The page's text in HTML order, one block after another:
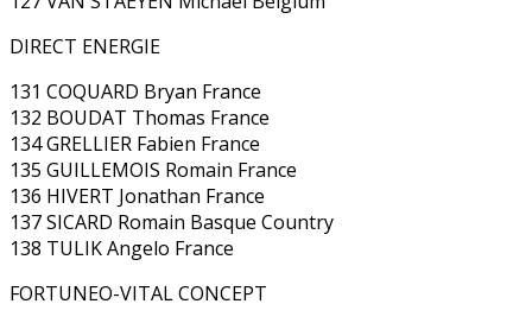
DIRECT ENERGIE
131 COQUARD Bryan France
132 BOUDAT Thomas France
134 GRELLIER Fabien France
135 GUILLEMOIS Romain France
136 HIVERT Jonathan France
137 SICARD Romain Basque Country
138 TULIK Angelo France
FORTUNEO-VITAL CONCEPT